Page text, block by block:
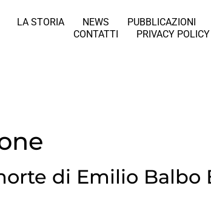
LA STORIA NEWS PUBBLICAZIONI
CONTATTI
PRIVACY POLICY
di Emilio